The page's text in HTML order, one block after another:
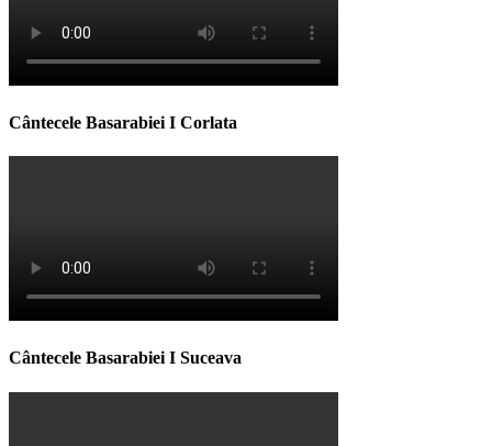
Cântecele Basarabiei I Corlata
Cântecele Basarabiei I Suceava